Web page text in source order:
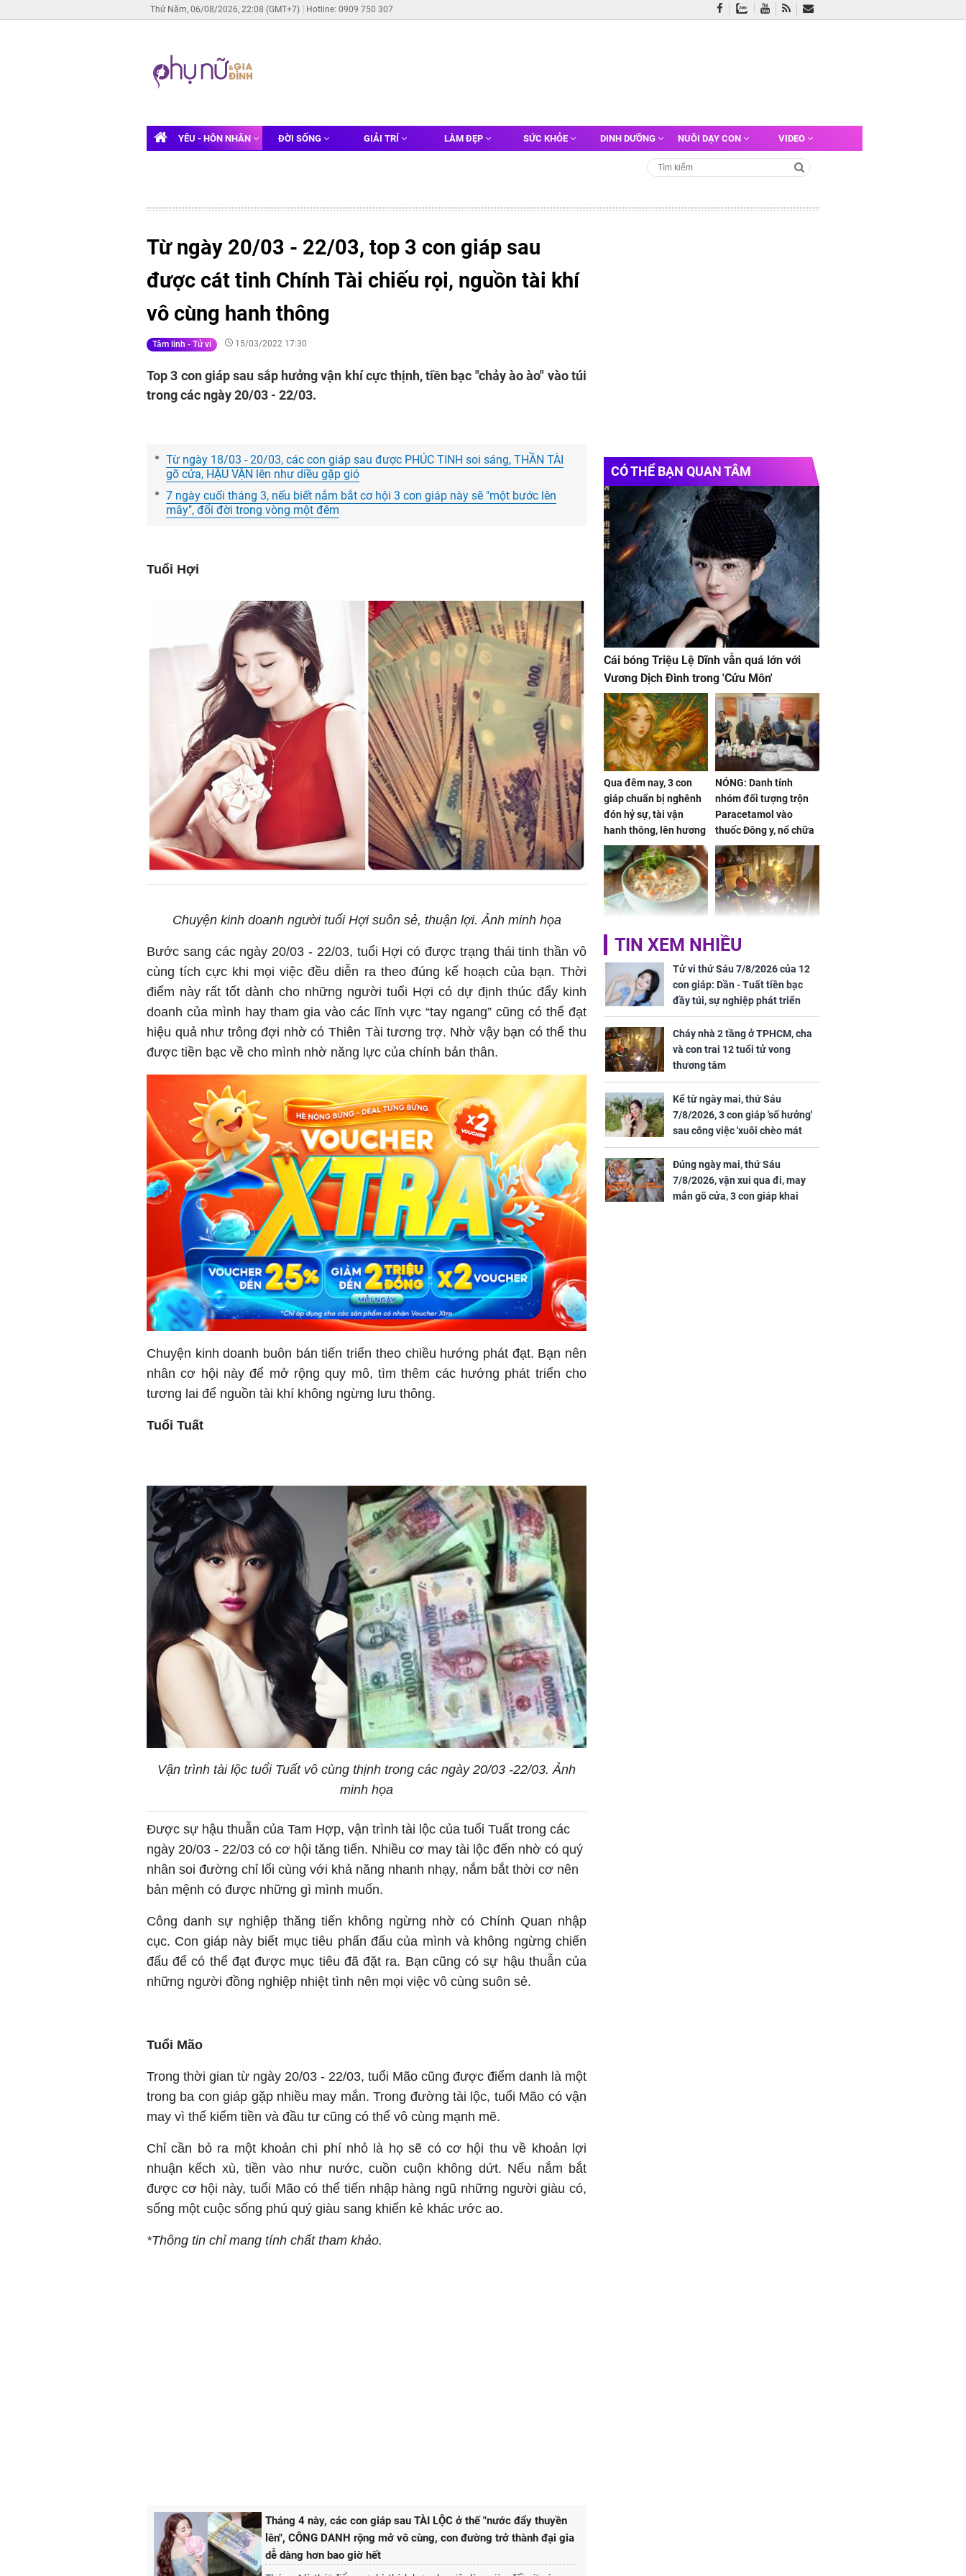
Thứ Năm, 06/08/2026, 22:08 (GMT+7) Hotline: 0909 750 307
YÊU - HÔN NHÂN ĐỜI SỐNG GIẢI TRÍ LÀM ĐẸP SỨC KHỎE DINH DƯỠNG NUÔI DẠY CON VIDEO
Từ ngày 20/03 - 22/03, top 3 con giáp sau
được cát tinh Chính Tài chiếu rọi, nguồn tài khí
vô cùng hanh thông
Tâm linh - Tử vi 15/03/2022 17:30
Top 3 con giáp sau sắp hưởng vận khí cực thịnh, tiền bạc "chảy ào ào" vào túi
trong các ngày 20/03 - 22/03.
Từ ngày 18/03 - 20/03, các con giáp sau được PHÚC TINH soi sáng, THẦN TÀI
gõ cửa, HẬU VẬN lên như diều gặp gió
7 ngày cuối tháng 3, nếu biết nắm bắt cơ hội 3 con giáp này sẽ "một bước lên
mây", đổi đời trong vòng một đêm
Tuổi Hợi
Chuyện kinh doanh người tuổi Hợi suôn sẻ, thuận lợi. Ảnh minh họa
Bước sang các ngày 20/03 - 22/03, tuổi Hợi có được trạng thái tinh thần vô
cùng tích cực khi mọi việc đều diễn ra theo đúng kế hoạch của bạn. Thời
điểm này rất tốt dành cho những người tuổi Hợi có dự định thúc đẩy kinh
doanh của mình hay tham gia vào các lĩnh vực “tay ngang” cũng có thể đạt
hiệu quả như trông đợi nhờ có Thiên Tài tương trợ. Nhờ vậy bạn có thể thu
được tiền bạc về cho mình nhờ năng lực của chính bản thân.
Chuyện kinh doanh buôn bán tiến triển theo chiều hướng phát đạt. Bạn nên
nhân cơ hội này để mở rộng quy mô, tìm thêm các hướng phát triển cho
tương lai để nguồn tài khí không ngừng lưu thông.
Tuổi Tuất
Vận trình tài lộc tuổi Tuất vô cùng thịnh trong các ngày 20/03 -22/03. Ảnh
minh họa
Được sự hậu thuẫn của Tam Hợp, vận trình tài lộc của tuổi Tuất trong các
ngày 20/03 - 22/03 có cơ hội tăng tiến. Nhiều cơ may tài lộc đến nhờ có quý
nhân soi đường chỉ lối cùng với khả năng nhanh nhạy, nắm bắt thời cơ nên
bản mệnh có được những gì mình muốn.
Công danh sự nghiệp thăng tiến không ngừng nhờ có Chính Quan nhập
cục. Con giáp này biết mục tiêu phấn đấu của mình và không ngừng chiến
đấu để có thể đạt được mục tiêu đã đặt ra. Bạn cũng có sự hậu thuẫn của
những người đồng nghiệp nhiệt tình nên mọi việc vô cùng suôn sẻ.
Tuổi Mão
Trong thời gian từ ngày 20/03 - 22/03, tuổi Mão cũng được điểm danh là một
trong ba con giáp gặp nhiều may mắn. Trong đường tài lộc, tuổi Mão có vận
may vì thế kiếm tiền và đầu tư cũng có thể vô cùng mạnh mẽ.
Chỉ cần bỏ ra một khoản chi phí nhỏ là họ sẽ có cơ hội thu về khoản lợi
nhuận kếch xù, tiền vào như nước, cuồn cuộn không dứt. Nếu nắm bắt
được cơ hội này, tuổi Mão có thể tiến nhập hàng ngũ những người giàu có,
sống một cuộc sống phú quý giàu sang khiến kẻ khác ước ao.
*Thông tin chỉ mang tính chất tham khảo.
Tháng 4 này, các con giáp sau TÀI LỘC ở thế "nước đẩy thuyền
lên", CÔNG DANH rộng mở vô cùng, con đường trở thành đại gia
dễ dàng hơn bao giờ hết
CÓ THỂ BẠN QUAN TÂM
Cái bóng Triệu Lệ Dĩnh vẫn quá lớn với
Vương Dịch Đình trong 'Cửu Môn'
Qua đêm nay, 3 con
giáp chuẩn bị nghênh
đón hỷ sự, tài vận
hanh thông, lên hương
hóa Rồng hóa Phượng,
gom hết may mắn về
nhà
NÓNG: Danh tính
nhóm đối tượng trộn
Paracetamol vào
thuốc Đông y, nổ chữa
bách bệnh
Giá trị sức khỏe và
cách sử dụng đúng
của loại hạt bình dân
Cháy nhà 2 tầng ở
TPHCM, cha và con
trai 12 tuổi tử vong
thương tâm
Chân dung nam diễn
ứng ngược khi than
nghèo
TIN XEM NHIỀU
Tử vi thứ Sáu 7/8/2026 của 12
con giáp: Dần - Tuất tiền bạc
đầy túi, sự nghiệp phát triển
hưng thịnh, Mão - Thân tài lộc
ảm đạm, mọi sự khó thành công
mỹ mãn
Cháy nhà 2 tầng ở TPHCM, cha
và con trai 12 tuổi tử vong
thương tâm
Kể từ ngày mai, thứ Sáu
7/8/2026, 3 con giáp 'số hưởng'
sau công việc 'xuôi chèo mát
mái', tiền tài 'thu về như nước',
tình duyên viên mãn
Đúng ngày mai, thứ Sáu
7/8/2026, vận xui qua đi, may
mắn gõ cửa, 3 con giáp khai